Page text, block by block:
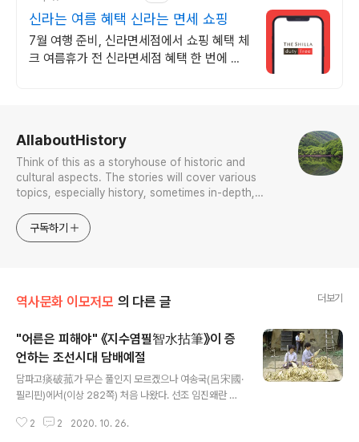
신라는 여름 혜택 신라는 면세 쇼핑
7월 여행 준비, 신라면세점에서 쇼핑 혜택 체
크 여름휴가 전 신라면세점 혜택 한 번에 확
AllaboutHistory
Think of this as a storyhouse of historic and
cultural aspects. The stories will cover various
topics, especially history, sometimes in-depth,
approach will be to resist any common sense or
generalized viewpoint
구독하기
역사문화 이모저모 의 다른 글 더보기
"어른은 피해야" 《지수염필智水拈筆》이 증
언하는 조선시대 담배예절
담파고痰破菰가 무슨 풀인지 모르겠으나 여송국(呂宋國·
필리핀)에서(이상 282쪽) 처음 나왔다. 선조 임진왜란 이
천하에 성행하고 있다. 이 이야기는 《계곡만필谿谷漫筆》
2 2 2020. 10. 26.